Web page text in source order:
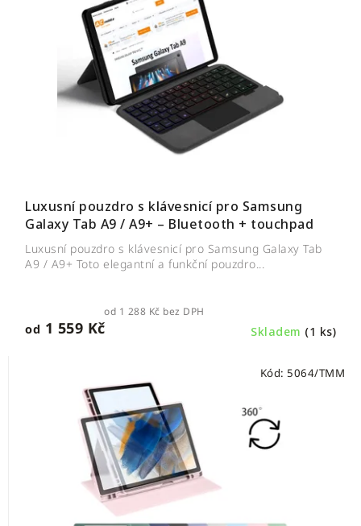
Luxusní pouzdro s klávesnicí pro Samsung
Galaxy Tab A9 / A9+ – Bluetooth + touchpad
Skladem (1 ks)
od 1 288 Kč bez DPH
od 1 559 Kč
Luxusní pouzdro s klávesnicí pro Samsung Galaxy Tab
A9 / A9+ Toto elegantní a funkční pouzdro...
Kód: 5064/TMM